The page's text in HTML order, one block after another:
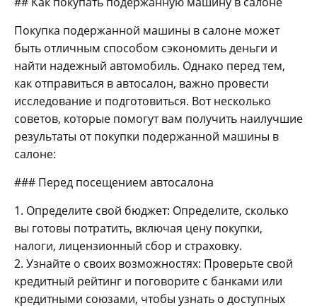
Покупка подержанной машины в салоне может
быть отличным способом сэкономить деньги и
найти надежный автомобиль. Однако перед тем,
как отправиться в автосалон, важно провести
исследование и подготовиться. Вот несколько
советов, которые помогут вам получить наилучшие
результаты от покупки подержанной машины в
салоне:
### Перед посещением автосалона
1. Определите свой бюджет: Определите, сколько
вы готовы потратить, включая цену покупки,
налоги, лицензионный сбор и страховку.
2. Узнайте о своих возможностях: Проверьте свой
кредитный рейтинг и поговорите с банками или
кредитными союзами, чтобы узнать о доступных